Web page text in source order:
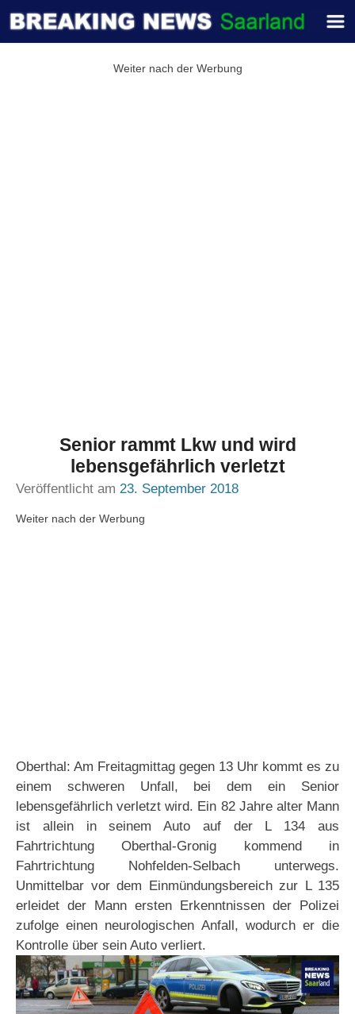
Weiter nach der Werbung
Senior rammt Lkw und wird
lebensgefährlich verletzt
Veröffentlicht am 23. September 2018
Weiter nach der Werbung
Oberthal: Am Freitagmittag gegen 13 Uhr kommt es zu
einem schweren Unfall, bei dem ein Senior
lebensgefährlich verletzt wird. Ein 82 Jahre alter Mann
ist allein in seinem Auto auf der L 134 aus
Fahrtrichtung Oberthal-Gronig kommend in
Fahrtrichtung Nohfelden-Selbach unterwegs.
Unmittelbar vor dem Einmündungsbereich zur L 135
erleidet der Mann ersten Erkenntnissen der Polizei
zufolge einen neurologischen Anfall, wodurch er die
Kontrolle über sein Auto verliert.